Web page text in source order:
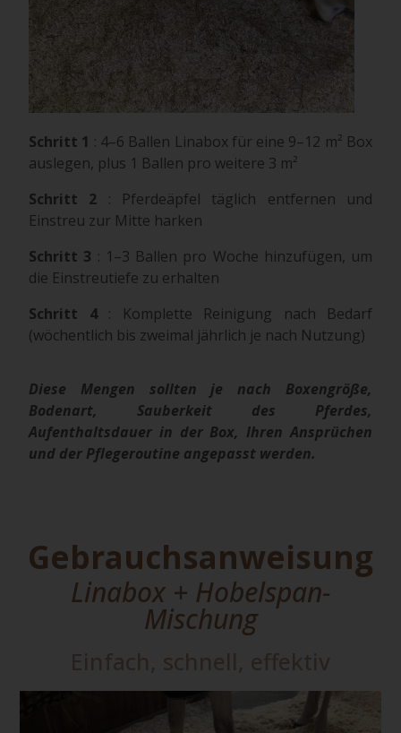
Schritt 1 : 4–6 Ballen Linabox für eine 9–12 m² Box
auslegen, plus 1 Ballen pro weitere 3 m²
Schritt 2 : Pferdeäpfel täglich entfernen und
Einstreu zur Mitte harken
Schritt 3 : 1–3 Ballen pro Woche hinzufügen, um
die Einstreutiefe zu erhalten
Schritt 4: Komplette Reinigung nach Bedarf
(wöchentlich bis zweimal jährlich je nach Nutzung)
Diese Mengen sollten je nach Boxengröße,
Bodenart, Sauberkeit des Pferdes,
Aufenthaltsdauer in der Box, Ihren Ansprüchen
und der Pflegeroutine angepasst werden.
Gebrauchsanweisung
Linabox + Hobelspan-
Mischung